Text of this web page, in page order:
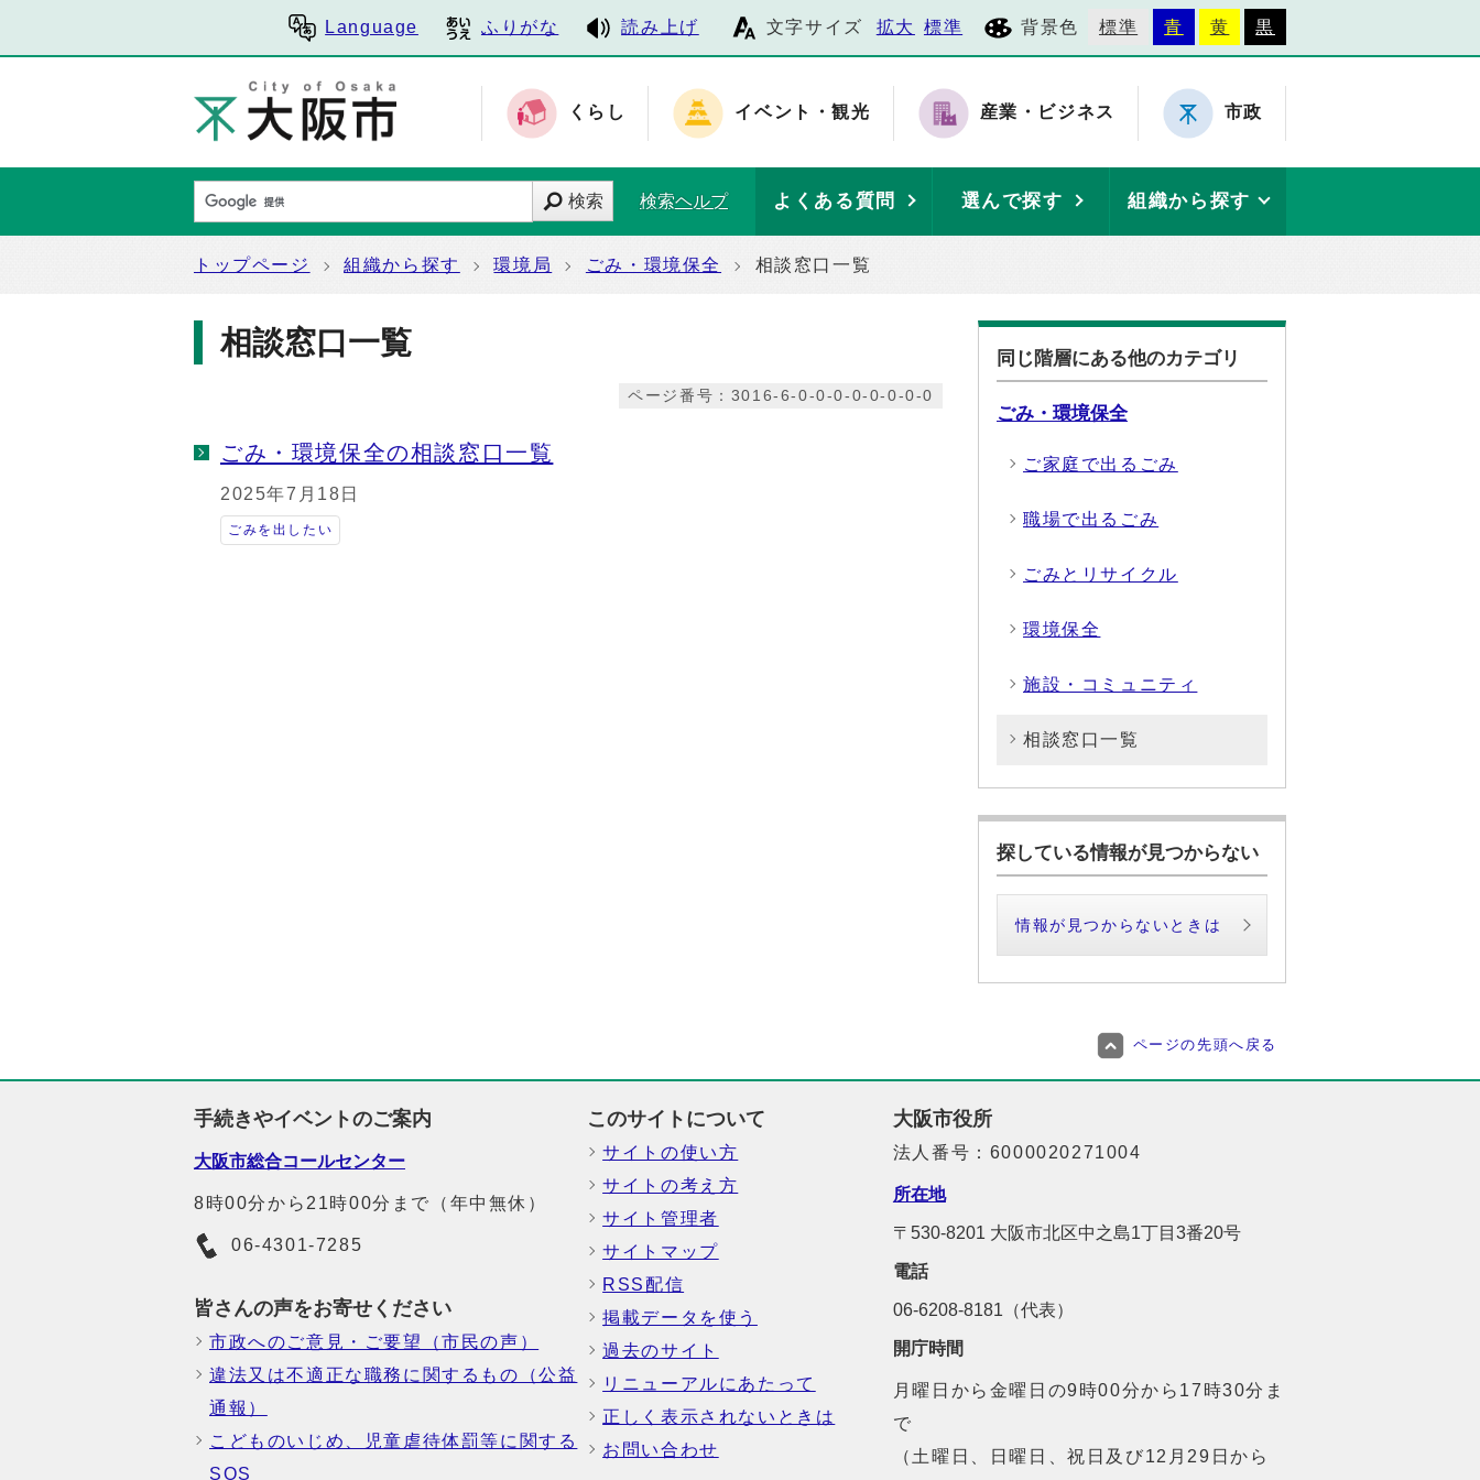
Language ふりがな 読み上げ 文字サイズ 拡大 標準 背景色 標準 青 黄 黒
くらし イベント・観光 産業・ビジネス 市政
検索 検索ヘルプ よくある質問 選んで探す 組織から探す
トップページ 組織から探す 環境局 ごみ・環境保全 相談窓口一覧
相談窓口一覧
ページ番号：3016-6-0-0-0-0-0-0-0-0
ごみ・環境保全の相談窓口一覧
2025年7月18日
ごみを出したい
同じ階層にある他のカテゴリ
ごみ・環境保全
ご家庭で出るごみ
職場で出るごみ
ごみとリサイクル
環境保全
施設・コミュニティ
相談窓口一覧
探している情報が見つからない
情報が見つからないときは
ページの先頭へ戻る
手続きやイベントのご案内
大阪市総合コールセンター
8時00分から21時00分まで（年中無休）
06-4301-7285
皆さんの声をお寄せください
市政へのご意見・ご要望（市民の声）
違法又は不適正な職務に関するもの（公益
通報）
こどものいじめ、児童虐待体罰等に関する
SOS
このサイトについて
サイトの使い方
サイトの考え方
サイト管理者
サイトマップ
RSS配信
掲載データを使う
過去のサイト
リニューアルにあたって
正しく表示されないときは
お問い合わせ
大阪市役所
法人番号：6000020271004
所在地
〒530-8201 大阪市北区中之島1丁目3番20号
電話
06-6208-8181（代表）
開庁時間
月曜日から金曜日の9時00分から17時30分ま
で
（土曜日、日曜日、祝日及び12月29日から